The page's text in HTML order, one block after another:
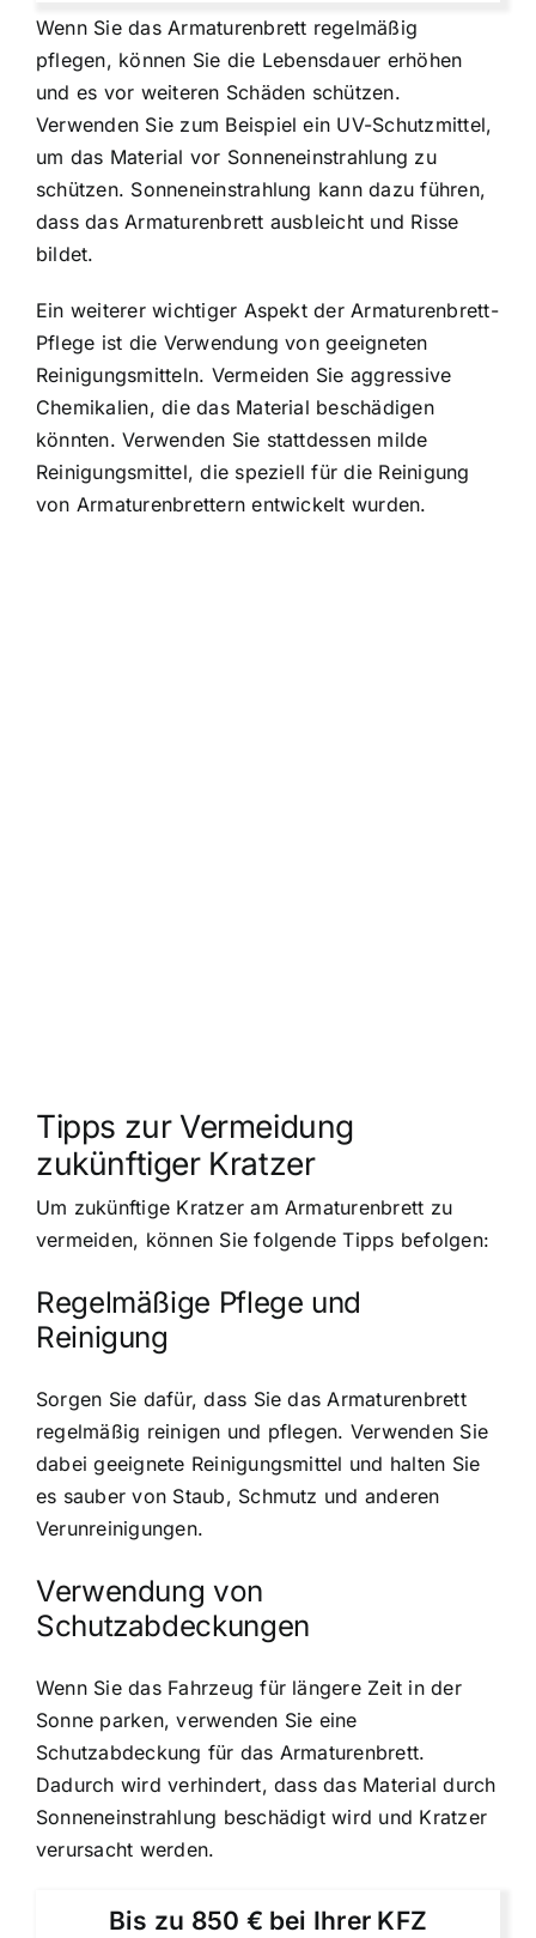
Wenn Sie das Armaturenbrett regelmäßig
pflegen, können Sie die Lebensdauer erhöhen
und es vor weiteren Schäden schützen.
Verwenden Sie zum Beispiel ein UV-Schutzmittel,
um das Material vor Sonneneinstrahlung zu
schützen. Sonneneinstrahlung kann dazu führen,
dass das Armaturenbrett ausbleicht und Risse
bildet.
Ein weiterer wichtiger Aspekt der Armaturenbrett-
Pflege ist die Verwendung von geeigneten
Reinigungsmitteln. Vermeiden Sie aggressive
Chemikalien, die das Material beschädigen
könnten. Verwenden Sie stattdessen milde
Reinigungsmittel, die speziell für die Reinigung
von Armaturenbrettern entwickelt wurden.
Tipps zur Vermeidung
zukünftiger Kratzer
Um zukünftige Kratzer am Armaturenbrett zu
vermeiden, können Sie folgende Tipps befolgen:
Regelmäßige Pflege und
Reinigung
Sorgen Sie dafür, dass Sie das Armaturenbrett
regelmäßig reinigen und pflegen. Verwenden Sie
dabei geeignete Reinigungsmittel und halten Sie
es sauber von Staub, Schmutz und anderen
Verunreinigungen.
Verwendung von
Schutzabdeckungen
Wenn Sie das Fahrzeug für längere Zeit in der
Sonne parken, verwenden Sie eine
Schutzabdeckung für das Armaturenbrett.
Dadurch wird verhindert, dass das Material durch
Sonneneinstrahlung beschädigt wird und Kratzer
verursacht werden.
Bis zu 850 € bei Ihrer KFZ